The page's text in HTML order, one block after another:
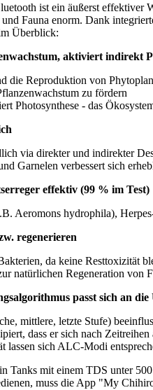
ist ein äußerst effektiver
Fauna enorm. Dank
Überblick:
aktiviert indirekt
die Reproduktion von
zu fördern
Photosynthese - das
via direkter und indirekter
Garnelen verbessert sich
effektiv (99 % im Test)
Aeromons hydrophila),
regenerieren
da keine Resttoxizität
natürlichen Regeneration von
passt sich an die
mittlere, letzte Stufe)
dass er sich nach Zeitreihen
lassen sich ALC-Modi
Tanks mit einem TDS unter
muss die App "My